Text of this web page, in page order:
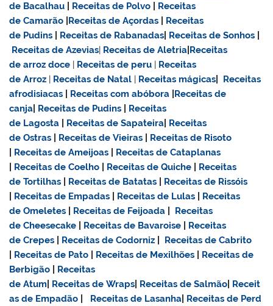
de Bacalhau
Receitas de Polvo
Receitas
de Camarão Receitas de Açordas
Receitas
de Pudins
Receitas de Rabanadas Receitas de Sonhos
Receitas de Azevias| Receitas de Aletria Receitas
dearroz doce | Receitas de peru | Receitas
de Arroz | Receitas de Natal | Receitas mágicas
Receitas
afrodisiacas
Receitas com abóbora Receitas de
canja Receitas de Pudins
Receitas
de Lagosta
Receitas de Sapateira Receitas
de Ostras
Receitas de Vieiras
Receitas de Risoto
Receitas de Ameijoas
Receitas de Cataplanas
Receitas de Coelho Receitas de Quiche
Receitas
de Tortilhas
Receitas de Batatas
Receitas de Rissóis
Receitas de Empadas Receitas de Lulas
Receitas
de Omeletes
Receitas de Feijoada
Receitas
de Cheesecake
Receitas de Bavaroise
Receitas
de Crepes
Receitas de Codorniz
Receitas de Cabrito
Receitas de Pato Receitas de Mexilhões
Receitas de
Berbigão
Receitas
de Atum Receitas de Wraps Receitas de Salmão Receit
as de Empadão
Receitas de Lasanha Receitas de Perd